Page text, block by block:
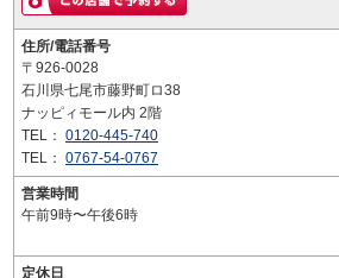
住所/電話番号
〒926-0028
石川県七尾市藤野町ロ38
ナッピィモール内 2階
TEL： 0120-445-740
TEL： 0767-54-0767
営業時間
午前9時〜午後6時
定休日